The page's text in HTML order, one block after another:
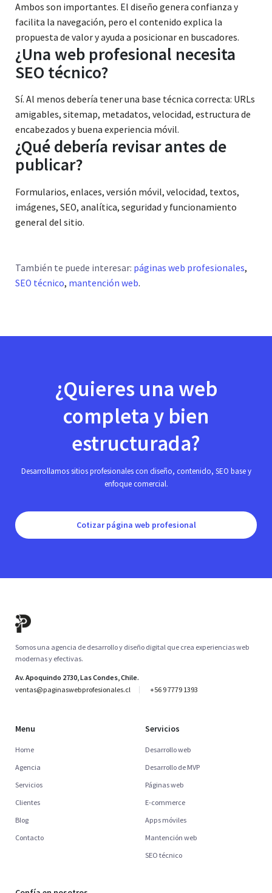
Ambos son importantes. El diseño genera confianza y
facilita la navegación, pero el contenido explica la
propuesta de valor y ayuda a posicionar en buscadores.
¿Una web profesional necesita
SEO técnico?
Sí. Al menos debería tener una base técnica correcta: URLs
amigables, sitemap, metadatos, velocidad, estructura de
encabezados y buena experiencia móvil.
¿Qué debería revisar antes de
publicar?
Formularios, enlaces, versión móvil, velocidad, textos,
imágenes, SEO, analítica, seguridad y funcionamiento
general del sitio.
También te puede interesar: páginas web profesionales,
SEO técnico, mantención web.
¿Quieres una web
completa y bien
estructurada?
Desarrollamos sitios profesionales con diseño, contenido, SEO base y
enfoque comercial.
Cotizar página web profesional
Somos una agencia de desarrollo y diseño digital que crea experiencias web
modernas y efectivas.
Av. Apoquindo 2730, Las Condes, Chile.
ventas@paginaswebprofesionales.cl
+56 9 7779 1393
Menu
Home
Agencia
Servicios
Clientes
Blog
Contacto
Servicios
Desarrollo web
Desarrollo de MVP
Páginas web
E-commerce
Apps móviles
Mantención web
SEO técnico